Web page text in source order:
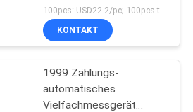
Digitalklemmmultimeter
KONTAKT
1999 Zählungs-
automatisches
Vielfachmessgerät